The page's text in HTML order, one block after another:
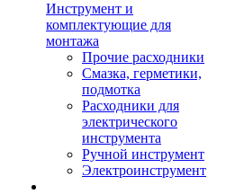
Инструмент и
комплектующие для
монтажа
Прочие расходники
Смазка, герметики,
подмотка
Расходники для
электрического
инструмента
Ручной инструмент
Электроинструмент